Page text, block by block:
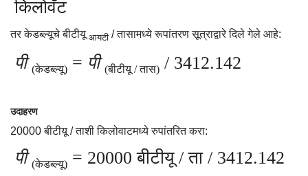
किलोवॅट
तर केडब्ल्यूचे बीटीयू आयटी / तासामध्ये रूपांतरण सूत्राद्वारे दिले गेले आहे:
पी(केडब्ल्यू) = पी(बीटीयू / तास) / 3412.142
उदाहरण
20000 बीटीयू / ताशी किलोवाटमध्ये रुपांतरित करा:
पी(केडब्ल्यू) = 20000 बीटीयू / ता / 3412.142